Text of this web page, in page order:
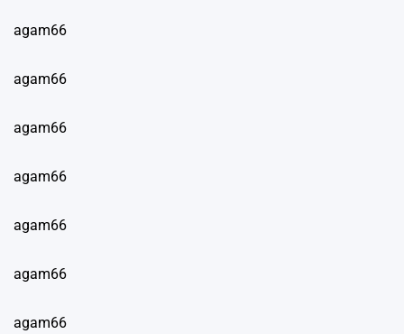
agam66
agam66
agam66
agam66
agam66
agam66
agam66